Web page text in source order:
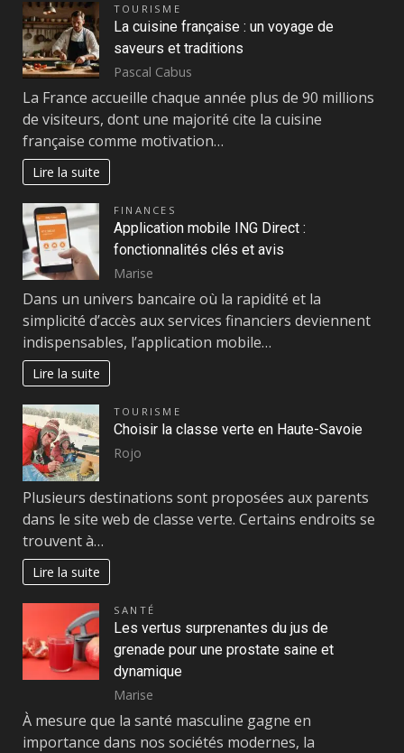
TOURISME
La cuisine française : un voyage de
saveurs et traditions
Pascal Cabus
La France accueille chaque année plus de 90 millions
de visiteurs, dont une majorité cite la cuisine
française comme motivation…
Lire la suite
FINANCES
Application mobile ING Direct :
fonctionnalités clés et avis
Marise
Dans un univers bancaire où la rapidité et la
simplicité d’accès aux services financiers deviennent
indispensables, l’application mobile…
Lire la suite
TOURISME
Choisir la classe verte en Haute-Savoie
Rojo
Plusieurs destinations sont proposées aux parents
dans le site web de classe verte. Certains endroits se
trouvent à…
Lire la suite
SANTÉ
Les vertus surprenantes du jus de
grenade pour une prostate saine et
dynamique
Marise
À mesure que la santé masculine gagne en
importance dans nos sociétés modernes, la